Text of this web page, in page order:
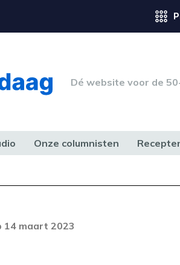
Dé website voor de
Onze columnisten
stream is op dit moment niet
Als het probleem zich blijft
14 maart 2023